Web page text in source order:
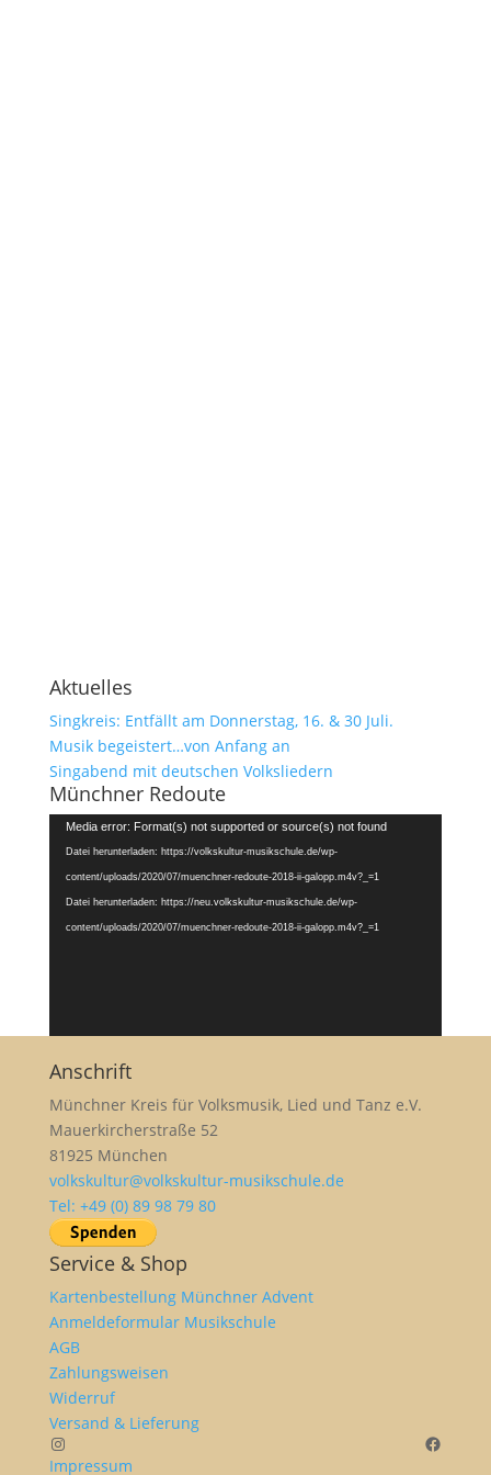
Aktuelles
Singkreis: Entfällt am Donnerstag, 16. & 30 Juli.
Musik begeistert…von Anfang an
Singabend mit deutschen Volksliedern
Münchner Redoute
Video-
Player
Media error: Format(s) not supported or source(s) not found
Datei herunterladen: https://volkskultur-musikschule.de/wp-
content/uploads/2020/07/muenchner-redoute-2018-ii-galopp.m4v?_=1
Datei herunterladen: https://neu.volkskultur-musikschule.de/wp-
content/uploads/2020/07/muenchner-redoute-2018-ii-galopp.m4v?_=1
Anschrift
Münchner Kreis für Volksmusik, Lied und Tanz e.V.
Mauerkircherstraße 52
81925 München
volkskultur@volkskultur-musikschule.de
Tel: +49 (0) 89 98 79 80
Service & Shop
Kartenbestellung Münchner Advent
Anmeldeformular Musikschule
AGB
Zahlungsweisen
Widerruf
Versand & Lieferung
Instagram
Impressum